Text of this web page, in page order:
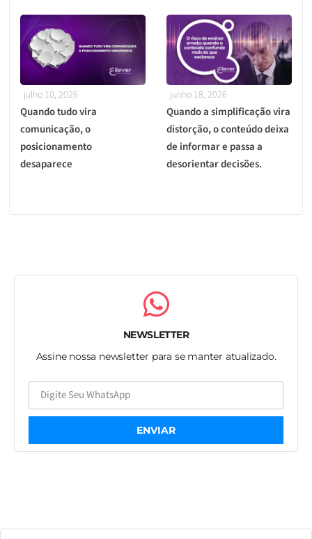
julho 10, 2026
Quando tudo vira
comunicação, o
posicionamento
desaparece
junho 18, 2026
Quando a simplificação vira
distorção, o conteúdo deixa
de informar e passa a
desorientar decisões.
NEWSLETTER
Assine nossa newsletter para se manter atualizado.
ENVIAR